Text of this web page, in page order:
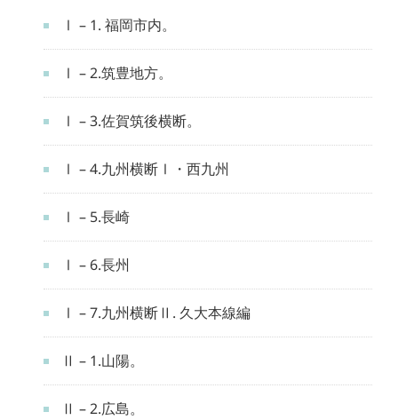
Ⅰ – 1. 福岡市内。
Ⅰ – 2.筑豊地方。
Ⅰ – 3.佐賀筑後横断。
Ⅰ – 4.九州横断Ⅰ・西九州
Ⅰ – 5.長崎
Ⅰ – 6.長州
Ⅰ – 7.九州横断Ⅱ. 久大本線編
Ⅱ – 1.山陽。
Ⅱ – 2.広島。